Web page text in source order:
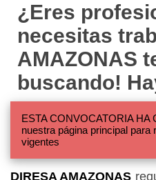
¿Eres
necesitas
AMAZONAS
buscando!
ESTA CONVOCATORIA HA
nuestra página principal
vigentes
DIRESA AMAZONAS